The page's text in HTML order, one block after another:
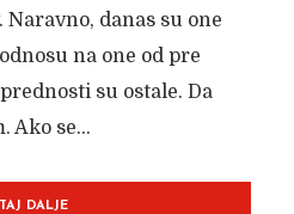
danas su one
na one od pre
su ostale. Da
Ako se...
DALJE